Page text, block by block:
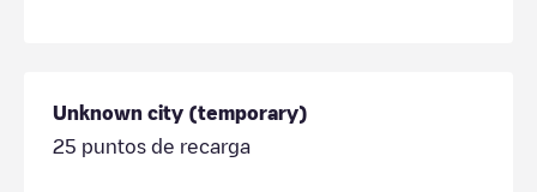
Unknown city (temporary)
25 puntos de recarga